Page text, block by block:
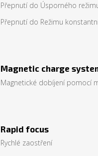
Přepnutí do Úsporného
Přepnutí do Režimu
Magnetic charge
Magnetické dobíjení pomocí
Rapid focus
Rychlé zaostření